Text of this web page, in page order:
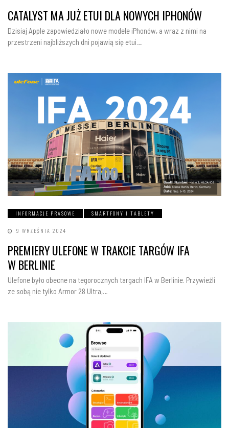
CATALYST MA JUŻ ETUI DLA NOWYCH IPHONÓW
Dzisiaj Apple zapowiedziało nowe modele iPhonów, a wraz z nimi na
przestrzeni najbliższych dni pojawią się etui….
INFORMACJE PRASOWE SMARTFONY I TABLETY
9 WRZEŚNIA 2024
PREMIERY ULEFONE W TRAKCIE TARGÓW IFA
W BERLINIE
Ulefone było obecne na tegorocznych targach IFA w Berlinie. Przywieźli
ze sobą nie tylko Armor 28 Ultra,…